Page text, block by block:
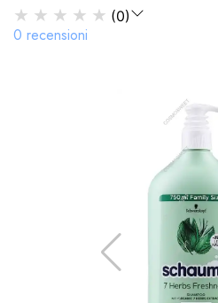
★ ★ ★ ★ ★ (0)
0 recensioni